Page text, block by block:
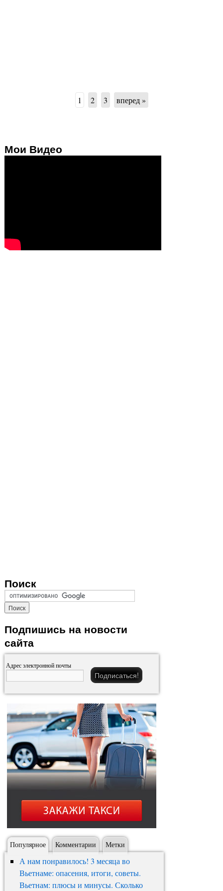
1 2 3 вперед »
Мои Видео
Поиск
Подпишись на новости
сайта
Адрес электронной почты
Популярное Комментарии Метки
А нам понравилось! 3 месяца во
Вьетнаме: опасения, итоги, советы.
Вьетнам: плюсы и минусы. Сколько